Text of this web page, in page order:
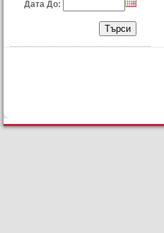
Дата До: